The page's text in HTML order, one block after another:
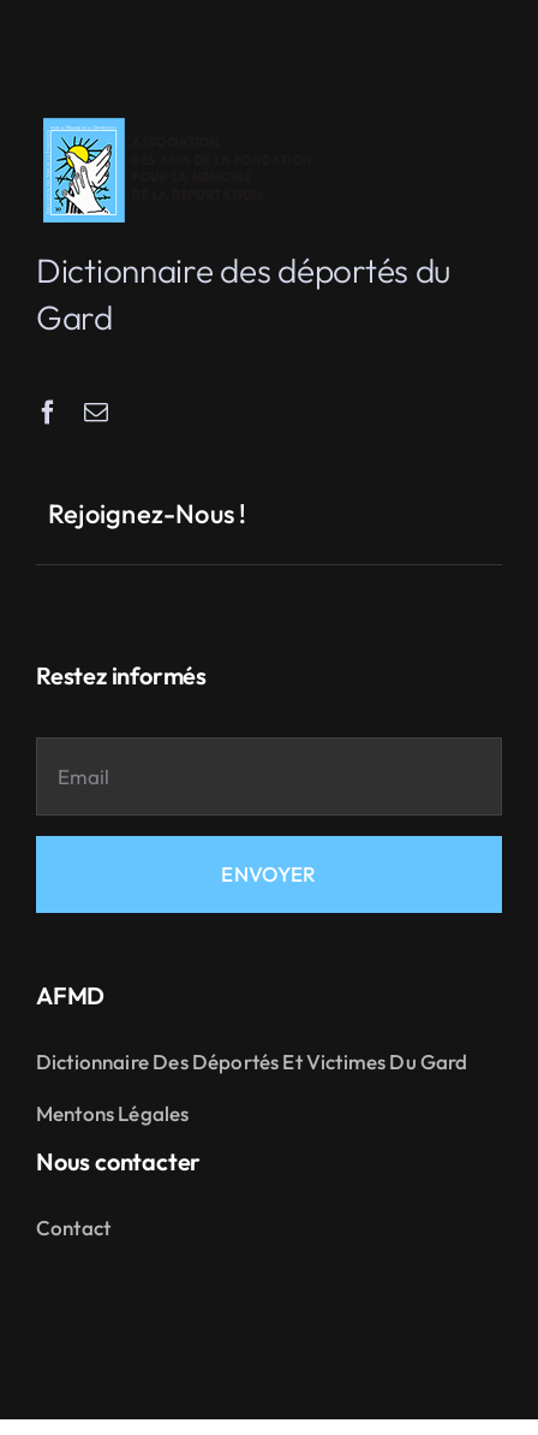
Dictionnaire des déportés du
Gard
Rejoignez-Nous !
Restez informés
ENVOYER
AFMD
Dictionnaire Des Déportés Et Victimes Du Gard
Mentons Légales
Nous contacter
Contact